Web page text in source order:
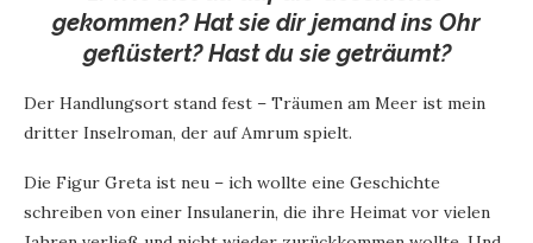
gekommen? Hat sie dir jemand ins Ohr
geflüstert? Hast du sie geträumt?
Der Handlungsort stand fest – Träumen am Meer ist mein
dritter Inselroman, der auf Amrum spielt.
Die Figur Greta ist neu – ich wollte eine Geschichte
schreiben von einer Insulanerin, die ihre Heimat vor vielen